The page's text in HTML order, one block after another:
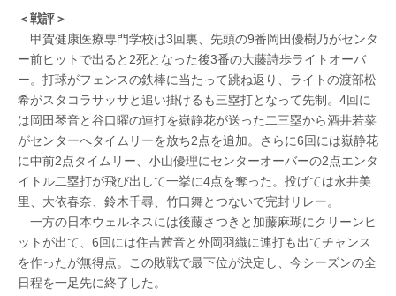
＜戦評＞
甲賀健康医療専門学校は3回裏、先頭の9番岡田優樹乃がセンタ
ー前ヒットで出ると2死となった後3番の大藤詩歩ライトオーバ
ー。打球がフェンスの鉄棒に当たって跳ね返り、ライトの渡部松
希がスタコラサッサと追い掛けるも三塁打となって先制。4回に
は岡田琴音と谷口曜の連打を嶽静花が送った二三塁から酒井若菜
がセンターへタイムリーを放ち2点を追加。さらに6回には嶽静花
に中前2点タイムリー、小山優理にセンターオーバーの2点エンタ
イトル二塁打が飛び出して一挙に4点を奪った。投げては永井美
里、大依春奈、鈴木千尋、竹口舞とつないで完封リレー。
一方の日本ウェルネスには後藤さつきと加藤麻瑚にクリーンヒ
ットが出て、6回には住吉茜音と外岡羽織に連打も出てチャンス
を作ったが無得点。この敗戦で最下位が決定し、今シーズンの全
日程を一足先に終了した。